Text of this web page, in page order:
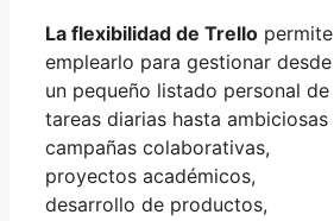
La flexibilidad de Trello permite
emplearlo para gestionar desde
un pequeño listado personal de
tareas diarias hasta ambiciosas
campañas colaborativas,
proyectos académicos,
desarrollo de productos,